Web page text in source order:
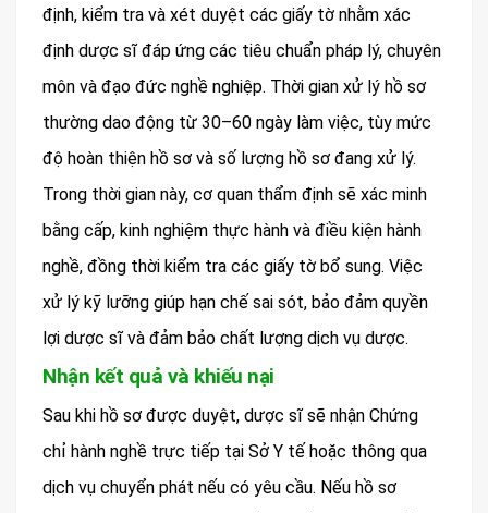
định, kiểm tra và xét duyệt các giấy tờ nhằm xác
định dược sĩ đáp ứng các tiêu chuẩn pháp lý, chuyên
môn và đạo đức nghề nghiệp. Thời gian xử lý hồ sơ
thường dao động từ 30–60 ngày làm việc, tùy mức
độ hoàn thiện hồ sơ và số lượng hồ sơ đang xử lý.
Trong thời gian này, cơ quan thẩm định sẽ xác minh
bằng cấp, kinh nghiệm thực hành và điều kiện hành
nghề, đồng thời kiểm tra các giấy tờ bổ sung. Việc
xử lý kỹ lưỡng giúp hạn chế sai sót, bảo đảm quyền
lợi dược sĩ và đảm bảo chất lượng dịch vụ dược.
Nhận kết quả và khiếu nại
Sau khi hồ sơ được duyệt, dược sĩ sẽ nhận Chứng
chỉ hành nghề trực tiếp tại Sở Y tế hoặc thông qua
dịch vụ chuyển phát nếu có yêu cầu. Nếu hồ sơ